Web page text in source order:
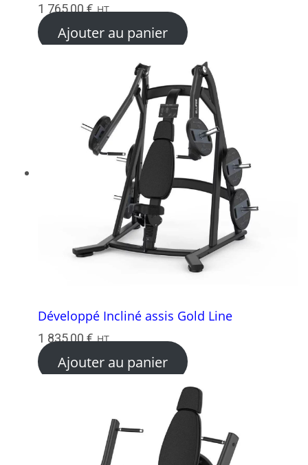
1 765,00€ HT
Ajouter au panier
Développé Incliné assis Gold Line
1 835,00€ HT
Ajouter au panier